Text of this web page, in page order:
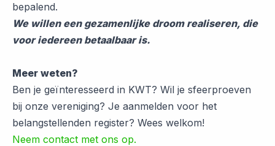
bepalend.
We willen een gezamenlijke droom realiseren, die
voor iedereen betaalbaar is.
Meer weten?
Ben je geïnteresseerd in KWT? Wil je sfeerproeven
bij onze vereniging? Je aanmelden voor het
belangstellenden register? Wees welkom!
Neem contact met ons op.